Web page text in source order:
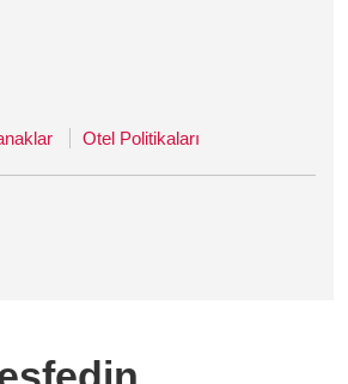
Otel Politikaları